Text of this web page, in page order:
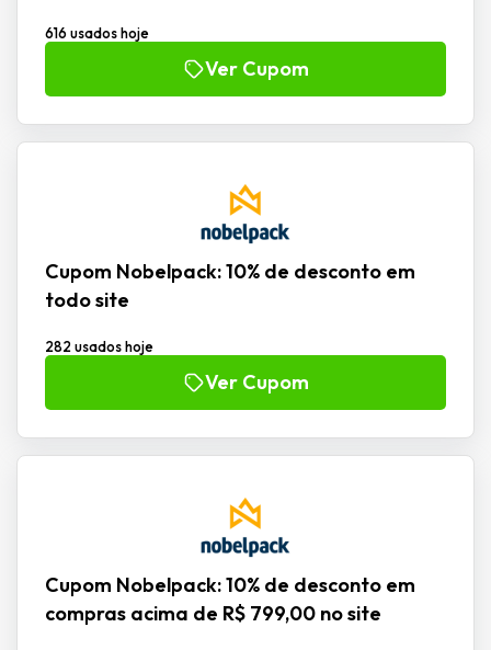
616 usados hoje
Ver Cupom
Cupom Nobelpack: 10% de desconto em
todo site
282 usados hoje
Ver Cupom
Cupom Nobelpack: 10% de desconto em
compras acima de R$ 799,00 no site